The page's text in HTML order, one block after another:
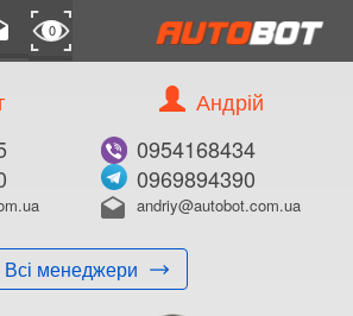
0
Всі менеджери
Андрій
0954168434
0969894390
drafts andriy@autobot.com.ua